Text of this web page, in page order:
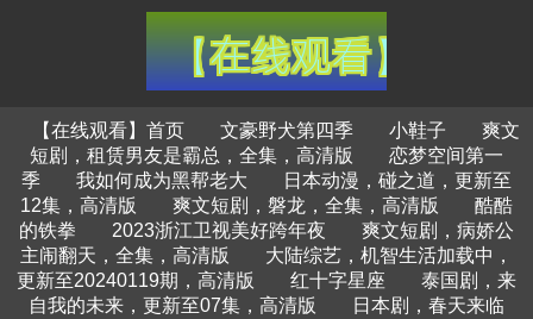
【在线观看】首页 文豪野犬第四季 小鞋子
爽文
短剧，租赁男友是霸总，全集，高清版
恋梦空间第一
季
我如何成为黑帮老大
日本动漫，碰之道，更新至
12集，高清版
爽文短剧，磐龙，全集，高清版
酷酷
的铁拳
2023浙江卫视美好跨年夜
爽文短剧，病娇公
主闹翻天，全集，高清版
大陆综艺，机智生活加载中，
更新至20240119期，高清版
红十字星座
泰国剧，来
自我的未来，更新至07集，高清版
日本剧，春天来临